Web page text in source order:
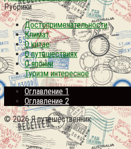
Рубрики
Достопримечательности
Климат
О китае
О путешествиях
О японии
Туризм интересное
Оглавление 1
Оглавление 2
© 2026 Я путешественник